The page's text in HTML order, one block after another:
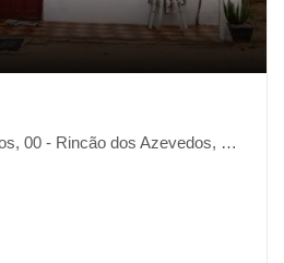
dos Azevedos, São Lourenço do Sul-RS